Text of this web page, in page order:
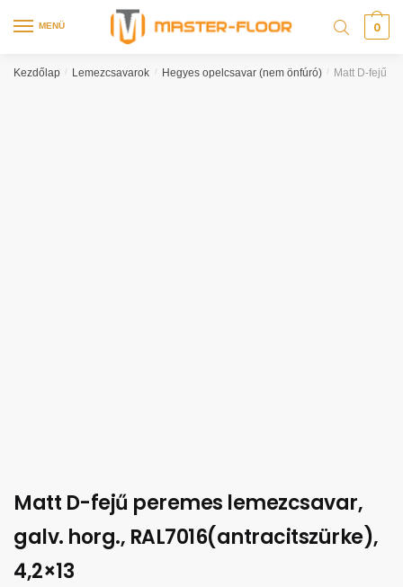
MENÜ 0
Kezdőlap / Lemezcsavarok / Hegyes opelcsavar (nem önfúró) / Matt D-fejű
Matt D-fejű peremes lemezcsavar,
galv. horg., RAL7016(antracitszürke),
4,2×13